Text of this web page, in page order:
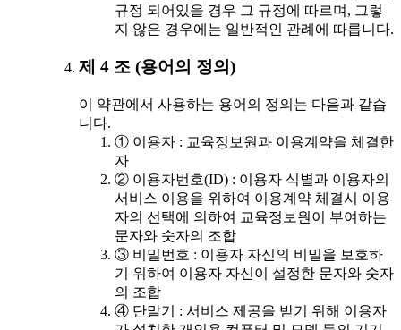
규정 되어있을 경우 그 규정에 따르며, 그렇
지 않은 경우에는 일반적인 관례에 따릅니다.
제 4 조 (용어의 정의)
이 약관에서 사용하는 용어의 정의는 다음과 같습
니다.
① 이용자 : 교육정보원과 이용계약을 체결한
자
② 이용자번호(ID) : 이용자 식별과 이용자의
서비스 이용을 위하여 이용계약 체결시 이용
자의 선택에 의하여 교육정보원이 부여하는
문자와 숫자의 조합
③ 비밀번호 : 이용자 자신의 비밀을 보호하
기 위하여 이용자 자신이 설정한 문자와 숫자
의 조합
④ 단말기 : 서비스 제공을 받기 위해 이용자